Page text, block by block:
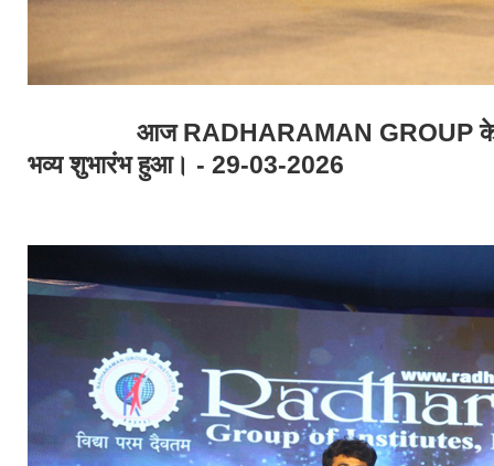
आज RADHARAMAN GROUP के
भव्य शुभारंभ हुआ। - 29-03-2026